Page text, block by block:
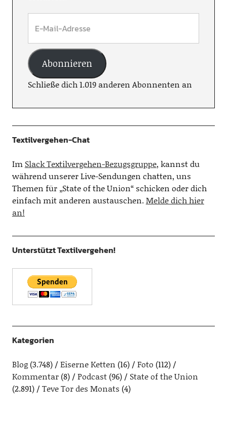
Abonnieren
Schließe dich 1.019 anderen Abonnenten an
Textilvergehen-Chat
Im Slack Textilvergehen-Bezugsgruppe, kannst du
während unserer Live-Sendungen chatten, uns
Themen für „State of the Union“ schicken oder dich
einfach mit anderen austauschen.Melde dich hier
an!
Unterstützt Textilvergehen!
Kategorien
Blog(3.748) Eiserne Ketten (16) Foto (112)
Kommentar(8) Podcast(96)
State of the Union
(2.891)
Teve Tor des Monats (4)